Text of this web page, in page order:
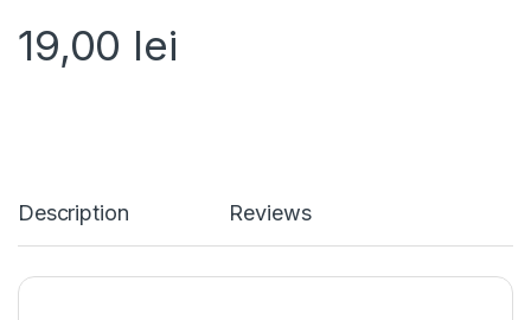
19,00 lei
Description Reviews